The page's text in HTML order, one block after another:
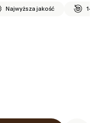
Najwyższa jakość 14